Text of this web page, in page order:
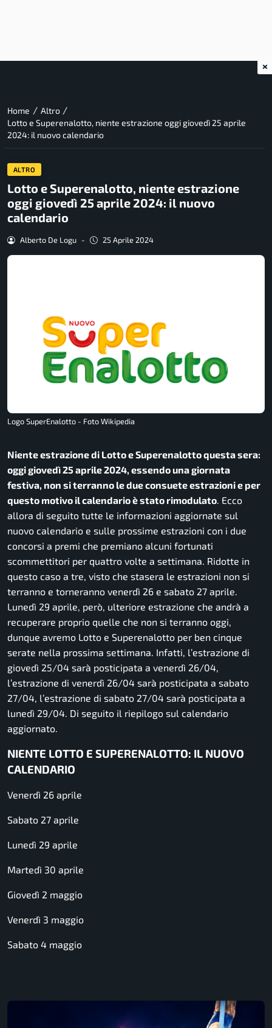
Home / Altro /
Lotto e Superenalotto, niente estrazione oggi giovedì 25 aprile
2024: il nuovo calendario
ALTRO
Lotto e Superenalotto, niente estrazione
oggi giovedì 25 aprile 2024: il nuovo
calendario
Alberto De Logu - 25 Aprile 2024
Logo SuperEnalotto - Foto Wikipedia
Niente estrazione di Lotto e Superenalotto questa sera:
oggi giovedì 25 aprile 2024, essendo una giornata
festiva, non si terranno le due consuete estrazioni e per
questo motivo il calendario è stato rimodulato. Ecco
allora di seguito tutte le informazioni aggiornate sul
nuovo calendario e sulle prossime estrazioni con i due
concorsi a premi che premiano alcuni fortunati
scommettitori per quattro volte a settimana. Ridotte in
questo caso a tre, visto che stasera le estrazioni non si
terranno e torneranno venerdì 26 e sabato 27 aprile.
Lunedì 29 aprile, però, ulteriore estrazione che andrà a
recuperare proprio quelle che non si terranno oggi,
dunque avremo Lotto e Superenalotto per ben cinque
serate nella prossima settimana. Infatti, l’estrazione di
giovedì 25/04 sarà posticipata a venerdì 26/04,
l’estrazione di venerdì 26/04 sarà posticipata a sabato
27/04, l’estrazione di sabato 27/04 sarà posticipata a
lunedì 29/04. Di seguito il riepilogo sul calendario
aggiornato.
NIENTE LOTTO E SUPERENALOTTO: IL NUOVO
CALENDARIO
Venerdì 26 aprile
Sabato 27 aprile
Lunedì 29 aprile
Martedì 30 aprile
Giovedì 2 maggio
Venerdì 3 maggio
Sabato 4 maggio
×